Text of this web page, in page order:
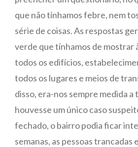
que não tínhamos febre, nem
série de coisas. As respostas
verde que tínhamos de mostrar
todos os edifícios,
todos os lugares e meios de
disso, era-nos sempre medida a
houvesse um único caso
fechado, o bairro podia ficar
semanas, as pessoas trancadas